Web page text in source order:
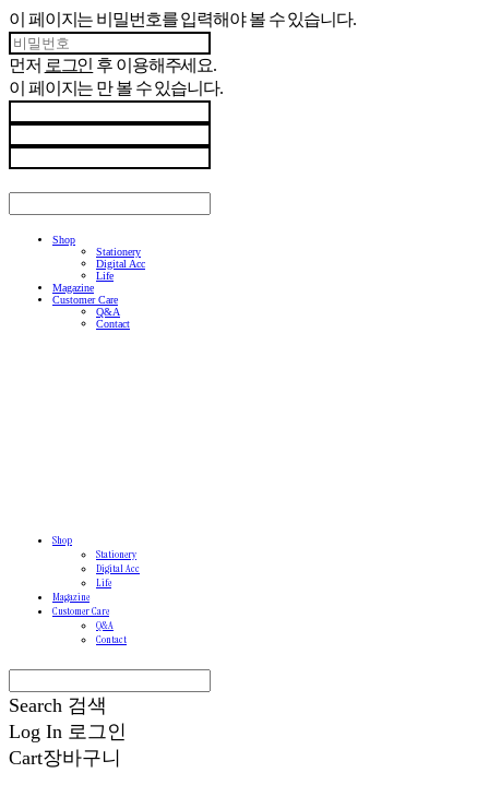
이 페이지는 비밀번호를 입력해야 볼 수 있습니다.
먼저 로그인 후 이용해주세요.
이 페이지는 만 볼 수 있습니다.
Shop
Stationery
Digital Acc
Life
Magazine
Customer Care
Q&A
Contact
Shop
Stationery
Digital Acc
Life
Magazine
Customer Care
Q&A
Contact
Search 검색
Log In 로그인
Cart장바구니